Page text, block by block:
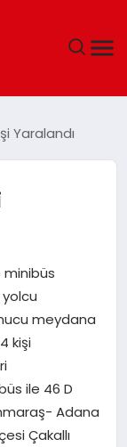
Yaralandı
yolcu
meydana
kişi
ile 46 D
Adana
Çakallı